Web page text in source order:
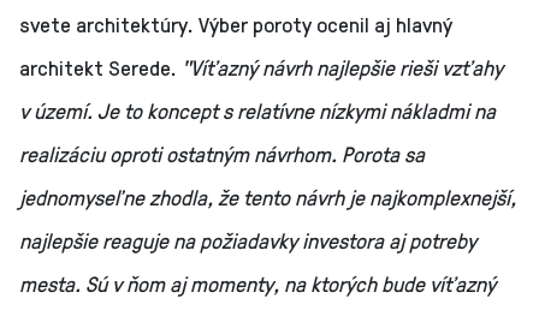
svete architektúry. Výber poroty ocenil aj hlavný
architekt Serede. "Víťazný návrh najlepšie rieši vzťahy
v území. Je to koncept s relatívne nízkymi nákladmi na
realizáciu oproti ostatným návrhom. Porota sa
jednomyseľne zhodla, že tento návrh je najkomplexnejší,
najlepšie reaguje na požiadavky investora aj potreby
mesta. Sú v ňom aj momenty, na ktorých bude víťazný